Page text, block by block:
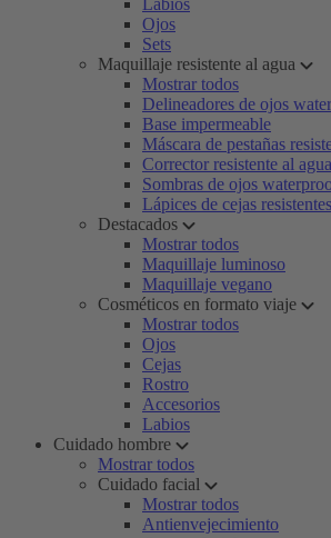
Labios
Ojos
Sets
Maquillaje resistente al agua
Mostrar todos
Delineadores de ojos
Base impermeable
Máscara de pestañas
Corrector resistente al agua
Sombras de ojos
Lápices de cejas
Destacados
Mostrar todos
Maquillaje luminoso
Maquillaje vegano
Cosméticos en formato viaje
Mostrar todos
Ojos
Cejas
Rostro
Accesorios
Labios
Cuidado hombre
Mostrar todos
Cuidado facial
Mostrar todos
Antienvejecimiento